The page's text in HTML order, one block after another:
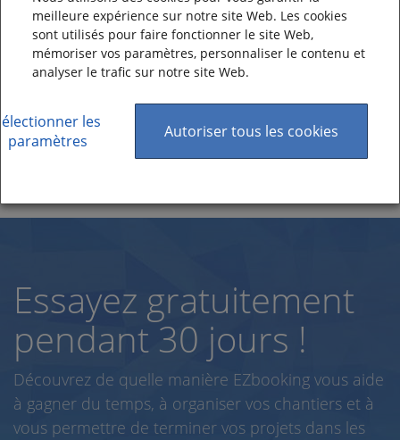
Essayez gratuitement
pendant 30 jours !
Découvrez de quelle manière EZbooking vous aide
à gagner du temps, à organiser vos chantiers et à
vous permettre de terminer vos projets dans les
meilleure expérience sur notre site Web. Les cookies
sont utilisés pour faire fonctionner le site Web,
mémoriser vos paramètres, personnaliser le contenu et
analyser le trafic sur notre site Web.
les
paramètres
Autoriser tous les cookies